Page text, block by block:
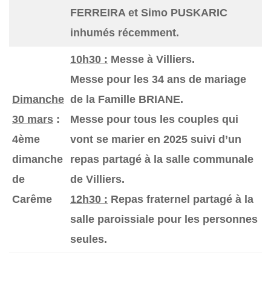
FERREIRA et Simo PUSKARIC
inhumés récemment.
Dimanche
30 mars :
4ème
dimanche
de
Carême
10h30 : Messe à Villiers.
Messe pour les 34 ans de mariage
de la Famille BRIANE.
Messe pour tous les couples qui
vont se marier en 2025 suivi d’un
repas partagé à la salle communale
de Villiers.
12h30 : Repas fraternel partagé à la
salle paroissiale pour les personnes
seules.